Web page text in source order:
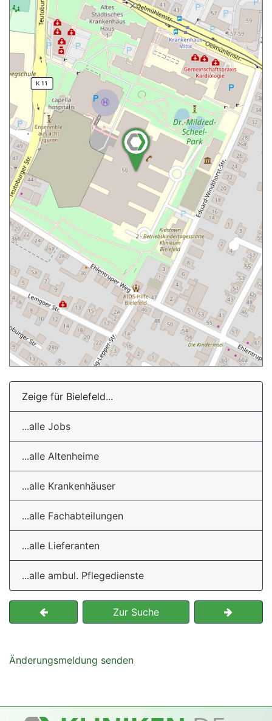
Zeige für Bielefeld...
...alle Jobs
...alle Altenheime
...alle Krankenhäuser
...alle Fachabteilungen
...alle Lieferanten
...alle ambul. Pflegedienste
Zur Suche
Änderungsmeldung senden